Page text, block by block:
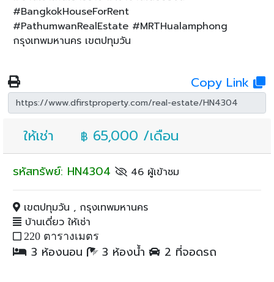
#BangkokHouseForRent
#PathumwanRealEstate #MRTHualamphong
กรุงเทพมหานคร เขตปทุมวัน
Copy Link
ให้เช่า ฿ 65,000 /เดือน
รหัสทรัพย์: HN4304 46 ผู้เข้าชม
เขตปทุมวัน , กรุงเทพมหานคร
บ้านเดี่ยว ให้เช่า
220 ตารางเมตร
3 ห้องนอน 3 ห้องน้ำ 2 ที่จอดรถ